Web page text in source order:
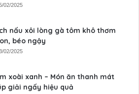
02/2025
nấu xôi lòng gà tôm khô thơm
béo ngậy
02/2025
xoài xanh – Món ăn thanh mát
giải ngấy hiệu quả